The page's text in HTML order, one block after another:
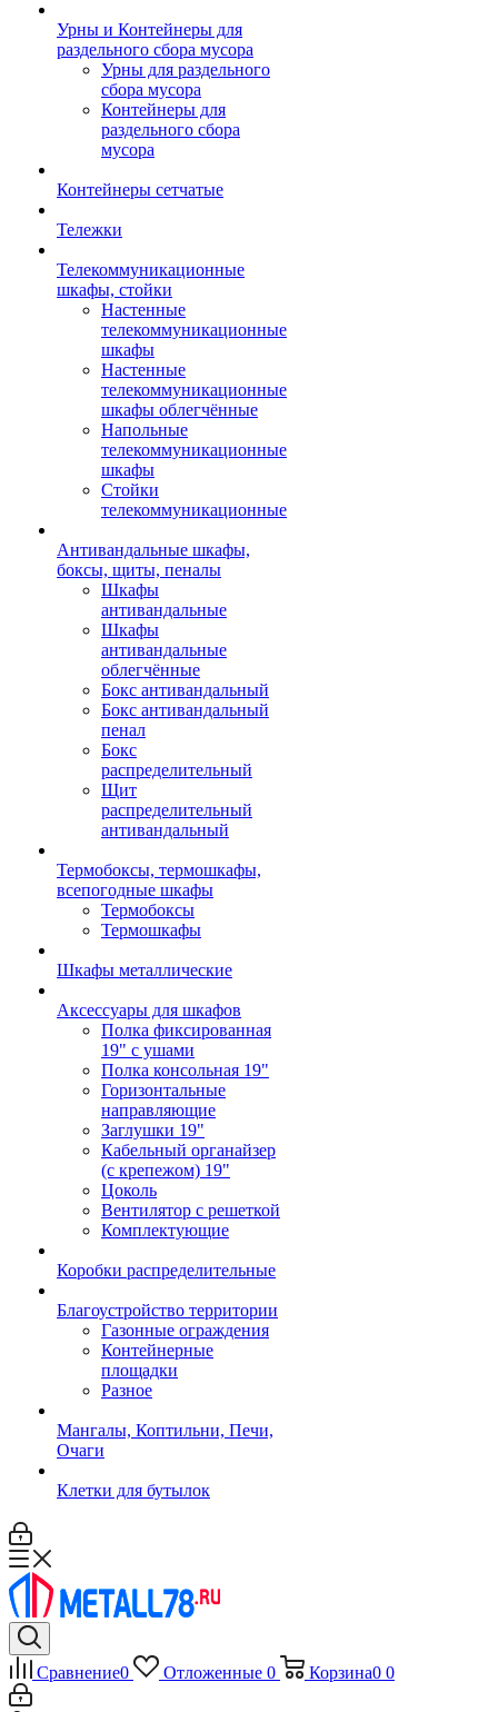
Урны и Контейнеры для
раздельного сбора мусора
Урны для раздельного
сбора мусора
Контейнеры для
раздельного сбора
мусора
Контейнеры сетчатые
Тележки
Телекоммуникационные
шкафы, стойки
Настенные
телекоммуникационные
шкафы
Настенные
телекоммуникационные
шкафы облегчённые
Напольные
телекоммуникационные
шкафы
Стойки
телекоммуникационные
Антивандальные шкафы,
боксы, щиты, пеналы
Шкафы
антивандальные
Шкафы
антивандальные
облегчённые
Бокс антивандальный
Бокс антивандальный
пенал
Бокс
распределительный
Щит
распределительный
антивандальный
Термобоксы, термошкафы,
всепогодные шкафы
Термобоксы
Термошкафы
Шкафы металлические
Аксессуары для шкафов
Полка фиксированная
19" с ушами
Полка консольная 19"
Горизонтальные
направляющие
Заглушки 19"
Кабельный органайзер
(с крепежом) 19"
Цоколь
Вентилятор с решеткой
Комплектующие
Коробки распределительные
Благоустройство территории
Газонные ограждения
Контейнерные
площадки
Разное
Мангалы, Коптильни, Печи,
Очаги
Клетки для бутылок
Сравнение0 Отложенные 0 Корзина0 0